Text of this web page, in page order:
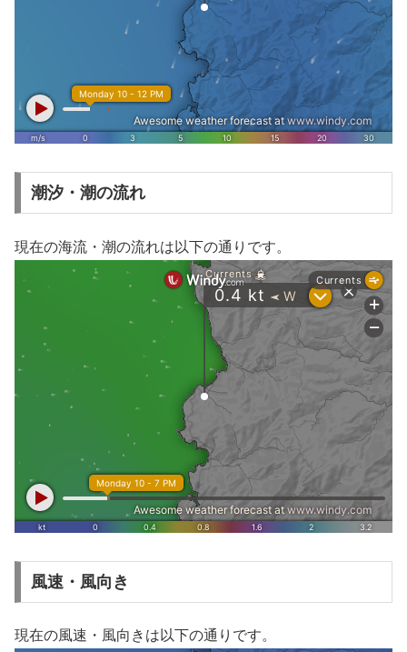
潮汐・潮の流れ
現在の海流・潮の流れは以下の通りです。
風速・風向き
現在の風速・風向きは以下の通りです。